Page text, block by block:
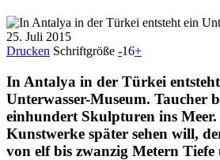
25. Juli 2015
Drucken Schriftgröße -16+
In Antalya in der Türkei
Unterwasser-Museum. Taucher
einhundert Skulpturen ins Meer.
Kunstwerke später sehen will,
von elf bis zwanzig Metern Tiefe